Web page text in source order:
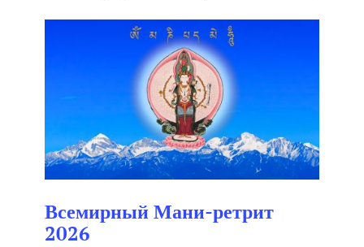
Всемирный Мани-ретрит
2026